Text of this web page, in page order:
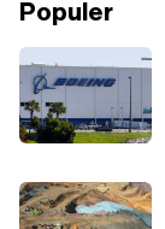
Populer